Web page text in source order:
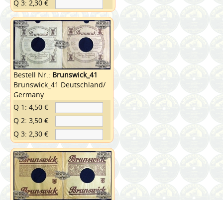
Q 3: 2,30 €
Bestell Nr.: Brunswick_41
Brunswick_41 Deutschland/
Germany
Q 1: 4,50 €
Q 2: 3,50 €
Q 3: 2,30 €